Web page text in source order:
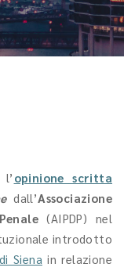
opinione scritta
dall’Associazione
(AIPDP) nel
introdotto
Siena in relazione